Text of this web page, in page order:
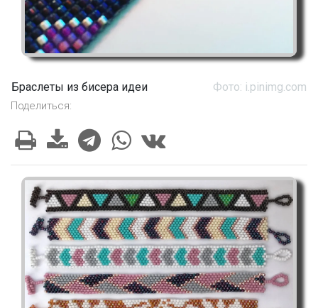
Браслеты из бисера идеи Фото: i.pinimg.com
Поделиться: